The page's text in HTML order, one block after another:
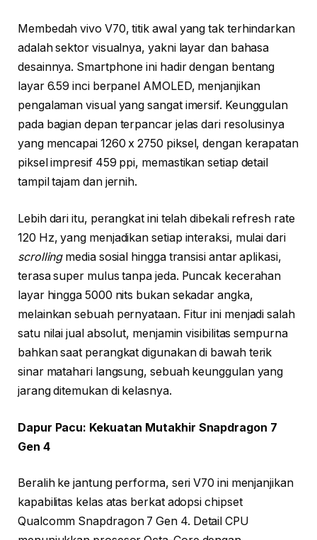
Membedah vivo V70, titik awal yang tak terhindarkan
adalah sektor visualnya, yakni layar dan bahasa
desainnya. Smartphone ini hadir dengan bentang
layar 6.59 inci berpanel AMOLED, menjanjikan
pengalaman visual yang sangat imersif. Keunggulan
pada bagian depan terpancar jelas dari resolusinya
yang mencapai 1260 x 2750 piksel, dengan kerapatan
piksel impresif 459 ppi, memastikan setiap detail
tampil tajam dan jernih.
Lebih dari itu, perangkat ini telah dibekali refresh rate
120 Hz, yang menjadikan setiap interaksi, mulai dari
scrollingmedia sosial hingga transisi antar aplikasi,
terasa super mulus tanpa jeda. Puncak kecerahan
layar hingga 5000 nits bukan sekadar angka,
melainkan sebuah pernyataan. Fitur ini menjadi salah
satu nilai jual absolut, menjamin visibilitas sempurna
bahkan saat perangkat digunakan di bawah terik
sinar matahari langsung, sebuah keunggulan yang
jarang ditemukan di kelasnya.
Dapur Pacu: Kekuatan Mutakhir Snapdragon 7
Gen 4
Beralih ke jantung performa, seri V70 ini menjanjikan
kapabilitas kelas atas berkat adopsi chipset
Qualcomm Snapdragon 7 Gen 4. Detail CPU